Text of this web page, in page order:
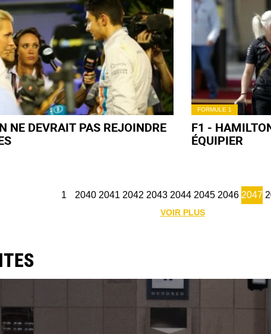
NE DEVRAIT PAS REJOINDRE
FORMULE 1
F1 -
ÉQUIPIER
1 2040 2041 2042 2043 2044 2045 2046 2047
VOIR PLUS